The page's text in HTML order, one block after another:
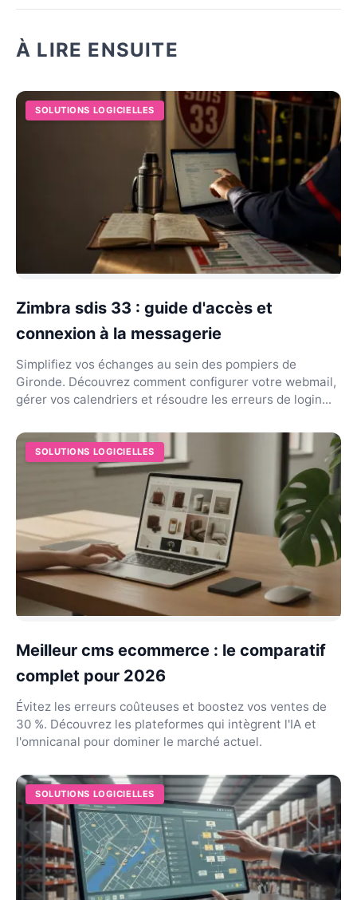
À LIRE ENSUITE
SOLUTIONS LOGICIELLES
Zimbra sdis 33 : guide d'accès et
connexion à la messagerie
Simplifiez vos échanges au sein des pompiers de
Gironde. Découvrez comment configurer votre webmail,
gérer vos calendriers et résoudre les erreurs de login...
SOLUTIONS LOGICIELLES
Meilleur cms ecommerce : le comparatif
complet pour 2026
Évitez les erreurs coûteuses et boostez vos ventes de
30 %. Découvrez les plateformes qui intègrent l'IA et
l'omnicanal pour dominer le marché actuel.
SOLUTIONS LOGICIELLES